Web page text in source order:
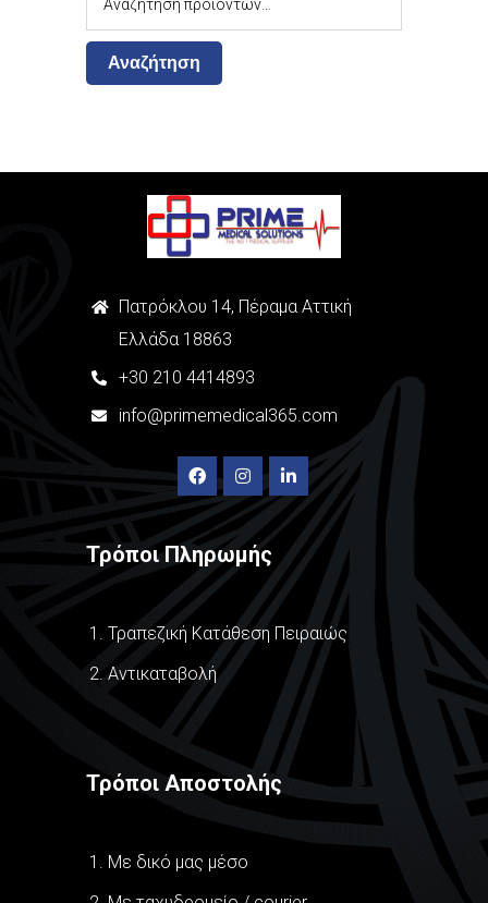
Αναζήτηση
Πατρόκλου 14, Πέραμα Αττική
Ελλάδα 18863
+30 210 4414893
info@primemedical365.com
Τρόποι Πληρωμής
Τραπεζική Κατάθεση Πειραιώς
Αντικαταβολή
Τρόποι Αποστολής
Με δικό μας μέσο